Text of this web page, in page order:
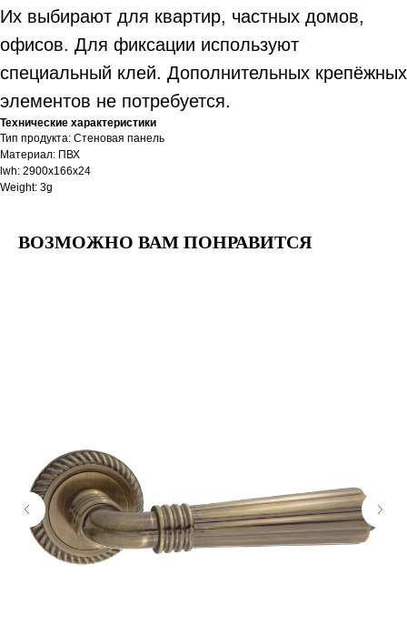
Их выбирают для квартир, частных домов,
офисов. Для фиксации используют
специальный клей. Дополнительных крепёжных
элементов не потребуется.
Технические характеристики
Тип продукта: Стеновая панель
Материал: ПВХ
lwh: 2900x166x24
Weight: 3g
ВОЗМОЖНО ВАМ ПОНРАВИТСЯ